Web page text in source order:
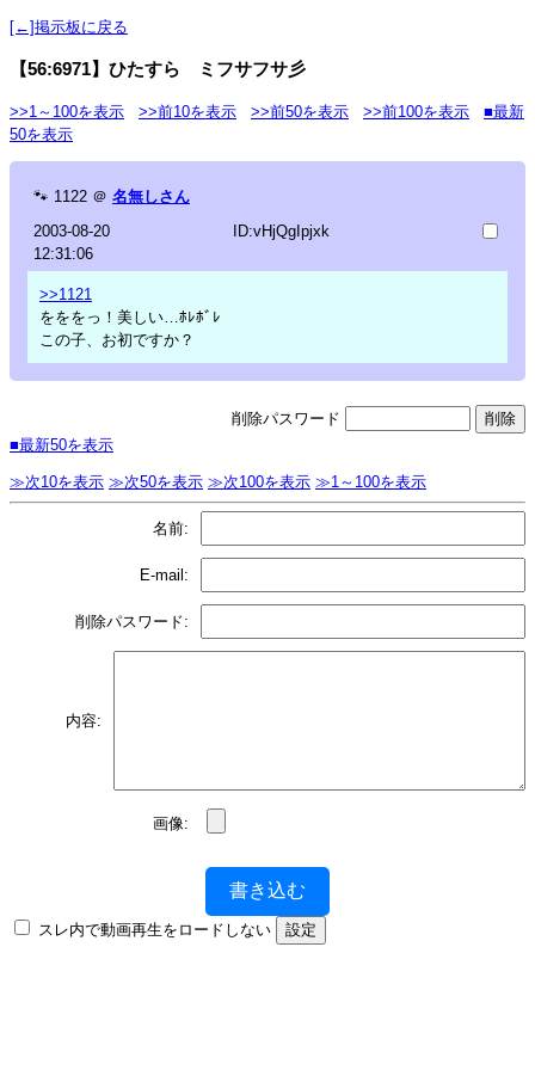
[←]掲示板に戻る
【56:6971】ひたすら ミフサフサ彡
>>1～100を表示 >>前10を表示 >>前50を表示 >>前100を表示
■最新
50を表示
🐾 1122 ＠ 名無しさん
2003-08-20
12:31:06
ID:vHjQgIpjxk
>>1121
をををっ！美しい…ﾎﾚﾎﾞﾚ
この子、お初ですか？
削除パスワード
■最新50を表示
≫次10を表示 ≫次50を表示 ≫次100を表示 ≫1～100を表示
名前:
E-mail:
削除パスワード:
内容:
画像:
書き込む
スレ内で動画再生をロードしない